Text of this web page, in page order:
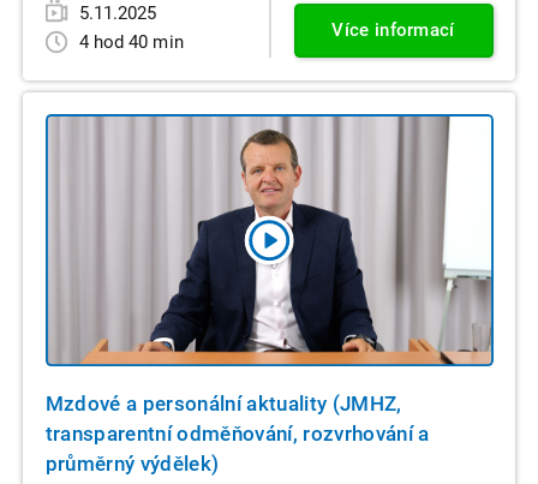
5.11.2025
4 hod 40 min
Více informací
Mzdové a personální aktuality (JMHZ,
transparentní odměňování, rozvrhování a
průměrný výdělek)